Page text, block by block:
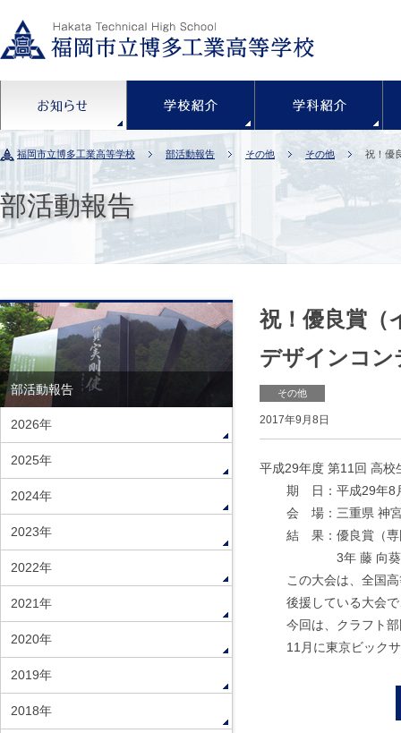
福岡市立博多工業高等学校 部活動報告 その他 その他 祝！優
部活動報告
祝！優良賞（
デザインコン
その他
2017年9月8日
平成29年度 第11回 高校
期 日：平成29年8
会 場：三重県 神
結 果：優良賞（専
3年 藤 向葵（
この大会は、全国
後援している大会
今回は、クラフト
11月に東京ビック
部活動報告
2026年
2025年
2024年
2023年
2022年
2021年
2020年
2019年
2018年